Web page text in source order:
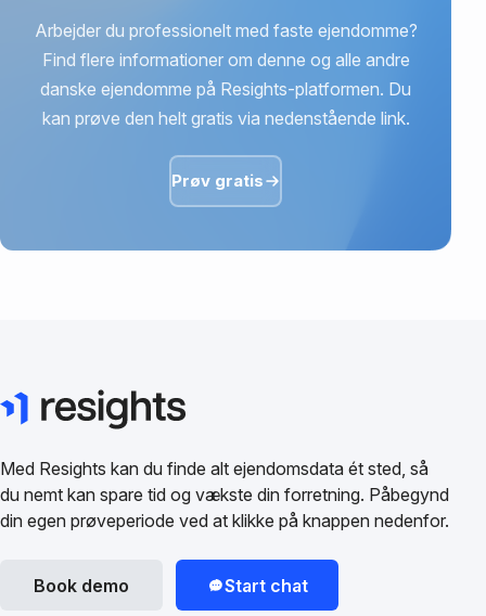
Arbejder du professionelt med faste ejendomme?
Find flere informationer om denne og alle andre
danske ejendomme på Resights-platformen. Du
kan prøve den helt gratis via nedenstående link.
Prøv gratis
Med Resights kan du finde alt ejendomsdata ét sted, så
du nemt kan spare tid og vækste din forretning. Påbegynd
din egen prøveperiode ved at klikke på knappen nedenfor.
Book demo Start chat